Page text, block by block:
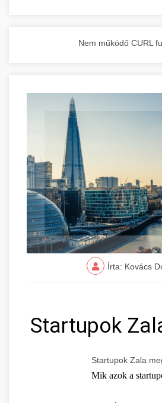
Nem működő CURL
Írta: Kovács
Startupok
Startupok Zala
Mik azok a